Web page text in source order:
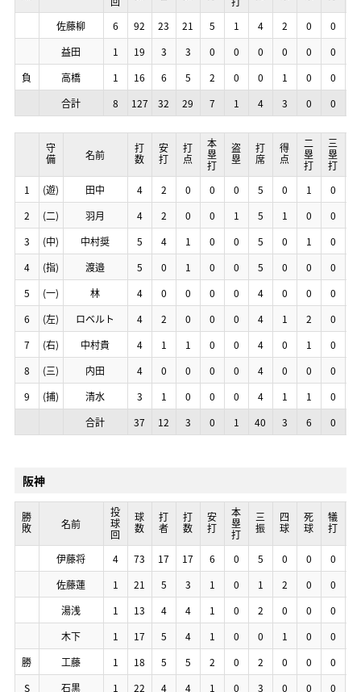
佐藤柳 6 92 23 21 5 1 4 2 0 0
益田
1 19 3 3 0 0 0 0 0 0
負
高橋 1 16 6 5 2 0 0 1 0 0
合計
8 127 32 29 7 1 4 3 0 0
佐藤柳 6 92 23 21 5 1 4 2 0 0
益田
1 19 3 3 0 0 0 0 0 0
負
高橋 1 16 6 5 2 0 0 1 0 0
合計
8 127 32 29 7 1 4 3 0 0
佐藤柳 6 92 23 21 5 1 4 2 0 0
益田
1 19 3 3 0 0 0 0 0 0
負
高橋 1 16 6 5 2 0 0 1 0 0
合計
8 127 32 29 7 1 4 3 0 0
佐藤柳 6 92 23 21 5 1 4 2 0 0
益田
1 19 3 3 0 0 0 0 0 0
負
高橋 1 16 6 5 2 0 0 1 0 0
合計
8 127 32 29 7 1 4 3 0 0
守備 名前 打数 安打 打点 本塁打 盗塁 打席 得点 二塁打 三塁打
1 (遊) 田中 4 2 0 0 0 5 0 1 0
2
(二) 羽月 4 2 0 0 1 5 1 0 0
3
(中) 中村奨 5 4 1 0 0 5 0 1 0
4
(指) 渡邉 5 0 1 0 0 5 0 0 0
5
(一) 林 4 0 0 0 0 4 0 0 0
6
(左) ロベルト 4 2 0 0 0 4 1 2 0
7
(右) 中村貴 4 1 1 0 0 4 0 1 0
8
(三) 内田 4 0 0 0 0 4 0 0 0
9
(捕) 清水 3 1 0 0 0 4 1 1 0
合計
37 12 3 0 1 40 3 6 0
守備 名前 打数 安打 打点 本塁打 盗塁 打席 得点 二塁打 三塁打
1 (遊) 田中 4 2 0 0 0 5 0 1 0
2
(二) 羽月 4 2 0 0 1 5 1 0 0
3
(中) 中村奨 5 4 1 0 0 5 0 1 0
4
(指) 渡邉 5 0 1 0 0 5 0 0 0
5
(一) 林 4 0 0 0 0 4 0 0 0
6
(左) ロベルト 4 2 0 0 0 4 1 2 0
7
(右) 中村貴 4 1 1 0 0 4 0 1 0
8
(三) 内田 4 0 0 0 0 4 0 0 0
9
(捕) 清水 3 1 0 0 0 4 1 1 0
合計
37 12 3 0 1 40 3 6 0
守備 名前 打数 安打 打点 本塁打 盗塁 打席 得点 二塁打 三塁打
1 (遊) 田中 4 2 0 0 0 5 0 1 0
2
(二) 羽月 4 2 0 0 1 5 1 0 0
3
(中) 中村奨 5 4 1 0 0 5 0 1 0
4
(指) 渡邉 5 0 1 0 0 5 0 0 0
5
(一) 林 4 0 0 0 0 4 0 0 0
6
(左) ロベルト 4 2 0 0 0 4 1 2 0
7
(右) 中村貴 4 1 1 0 0 4 0 1 0
8
(三) 内田 4 0 0 0 0 4 0 0 0
9
(捕) 清水 3 1 0 0 0 4 1 1 0
合計
37 12 3 0 1 40 3 6 0
守備 名前 打数 安打 打点 本塁打 盗塁 打席 得点 二塁打 三塁打
1 (遊) 田中 4 2 0 0 0 5 0 1 0
2
(二) 羽月 4 2 0 0 1 5 1 0 0
3
(中) 中村奨 5 4 1 0 0 5 0 1 0
4
(指) 渡邉 5 0 1 0 0 5 0 0 0
5
(一) 林 4 0 0 0 0 4 0 0 0
6
(左) ロベルト 4 2 0 0 0 4 1 2 0
7
(右) 中村貴 4 1 1 0 0 4 0 1 0
8
(三) 内田 4 0 0 0 0 4 0 0 0
9
(捕) 清水 3 1 0 0 0 4 1 1 0
合計
37 12 3 0 1 40 3 6 0
阪神
勝敗 名前 投球回 球数 打者 打数 安打 本塁打 三振 四球 死球 犠打
伊藤将 4 73 17 17 6 0 5 0 0 0
佐藤蓮
1 21 5 3 1 0 1 2 0 0
湯浅
1 13 4 4 1 0 2 0 0 0
木下
1 17 5 4 1 0 0 1 0 0
勝
工藤 1 18 5 5 2 0 2 0 0 0
S
石黒 1 22 4 4 1 0 3 0 0 0
勝敗 名前 投球回 球数 打者 打数 安打 本塁打 三振 四球 死球 犠打
伊藤将 4 73 17 17 6 0 5 0 0 0
佐藤蓮
1 21 5 3 1 0 1 2 0 0
湯浅
1 13 4 4 1 0 2 0 0 0
木下
1 17 5 4 1 0 0 1 0 0
勝
工藤 1 18 5 5 2 0 2 0 0 0
S
石黒 1 22 4 4 1 0 3 0 0 0
勝敗 名前 投球回 球数 打者 打数 安打 本塁打 三振 四球 死球 犠打
伊藤将 4 73 17 17 6 0 5 0 0 0
佐藤蓮
1 21 5 3 1 0 1 2 0 0
湯浅
1 13 4 4 1 0 2 0 0 0
木下
1 17 5 4 1 0 0 1 0 0
勝
工藤 1 18 5 5 2 0 2 0 0 0
S
石黒 1 22 4 4 1 0 3 0 0 0
勝敗 名前 投球回 球数 打者 打数 安打 本塁打 三振 四球 死球 犠打
伊藤将 4 73 17 17 6 0 5 0 0 0
佐藤蓮
1 21 5 3 1 0 1 2 0 0
湯浅
1 13 4 4 1 0 2 0 0 0
木下
1 17 5 4 1 0 0 1 0 0
勝
工藤 1 18 5 5 2 0 2 0 0 0
S
石黒 1 22 4 4 1 0 3 0 0 0